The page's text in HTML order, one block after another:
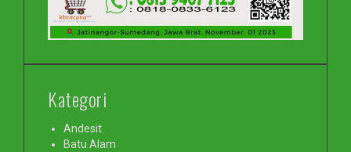
Kategori
Andesit
Batu Alam